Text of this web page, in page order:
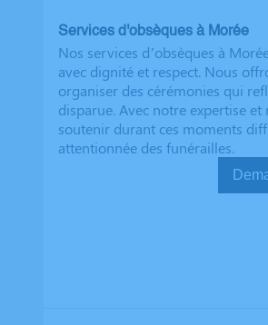
Services d'obsèques à Morée
Nos services d’obsèques à
avec dignité et respect. Nous
organiser des cérémonies qui
disparue. Avec notre expertise
soutenir durant ces moments
attentionnée des funérailles.